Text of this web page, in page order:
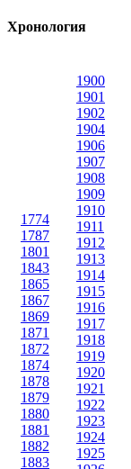
Хронология
1774
1787
1801
1843
1865
1867
1869
1871
1872
1874
1878
1879
1880
1881
1882
1883
1900
1901
1902
1904
1906
1907
1908
1909
1910
1911
1912
1913
1914
1915
1916
1917
1918
1919
1920
1921
1922
1923
1924
1925